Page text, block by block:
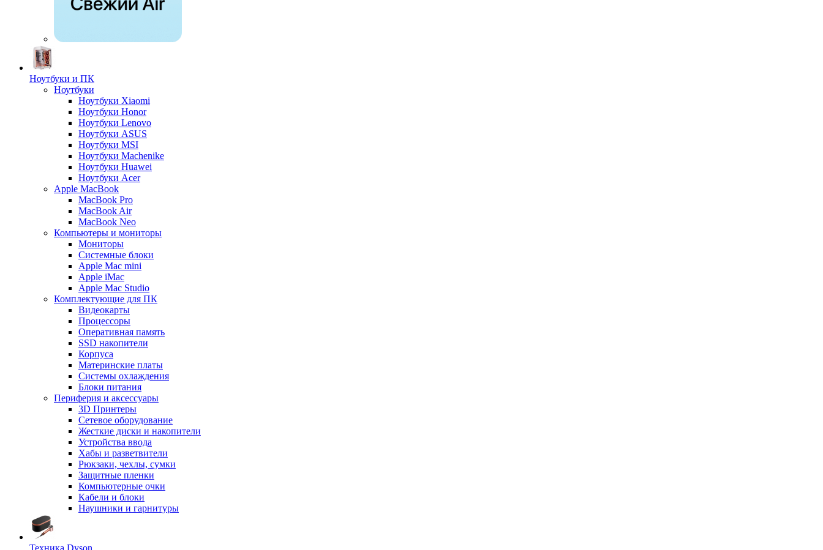
Ноутбуки и ПК
Ноутбуки
Ноутбуки Xiaomi
Ноутбуки Honor
Ноутбуки Lenovo
Ноутбуки ASUS
Ноутбуки MSI
Ноутбуки Machenike
Ноутбуки Huawei
Ноутбуки Acer
Apple MacBook
MacBook Pro
MacBook Air
MacBook Neo
Компьютеры и мониторы
Мониторы
Системные блоки
Apple Mac mini
Apple iMac
Apple Mac Studio
Комплектующие для ПК
Видеокарты
Процессоры
Оперативная память
SSD накопители
Корпуса
Материнские платы
Системы охлаждения
Блоки питания
Периферия и аксессуары
3D Принтеры
Сетевое оборудование
Жесткие диски и накопители
Устройства ввода
Хабы и разветвители
Рюкзаки, чехлы, сумки
Защитные пленки
Компьютерные очки
Кабели и блоки
Наушники и гарнитуры
Техника Dyson